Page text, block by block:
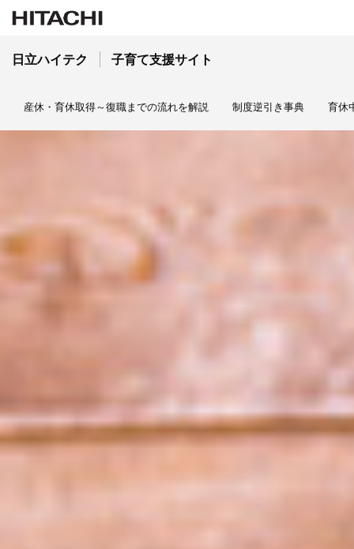
日立ハイテク 子育て支援サイト
産休・育休取得～復職までの流れを解説 制度逆引き事典 育休